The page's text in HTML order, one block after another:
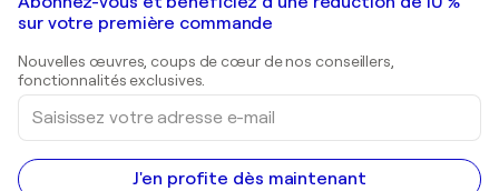
Shepard Fairey
Peintures de paysage
Estampes
Peintures acryliques
Galeries d'art en Belgique
sur votre première commande
Nouvelles œuvres, coups de cœur de nos conseillers,
fonctionnalités exclusives.
Saisissez
votre
adresse
e-
mail
J'en profite dès maintenant